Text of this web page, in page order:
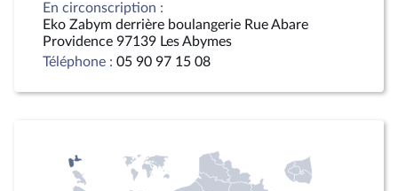
En circonscription :
Eko Zabym derrière boulangerie Rue Abare
Providence 97139 Les Abymes
Téléphone : 05 90 97 15 08